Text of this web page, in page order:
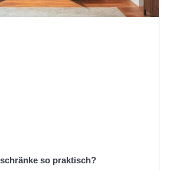
so praktisch?